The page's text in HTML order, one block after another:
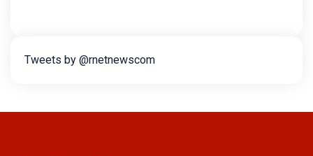
Tweets by @rnetnewscom